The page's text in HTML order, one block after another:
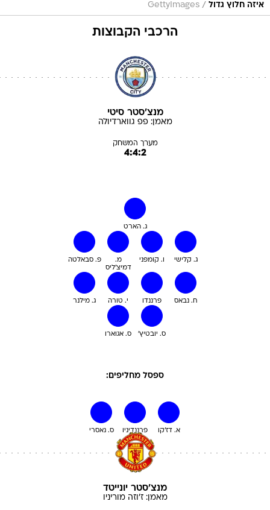
איזה חלוץ גדול /
GettyImages
הרכבי הקבוצות
מנצ'סטר סיטי
מאמן:פפ גווארדיולה
מערך המשחק
4:4:2
ג. הארט
פ. סבאלטה
מ.
דמיצ'ליס
ו. קומפני ג. קלישי
ג. מילנר י. טורה פרננדו ח. נבאס
ס. אגוארו ס. יובטיץ'
ספסל מחליפים:
ס. נאסרי פרננדיניו א. דז'קו
מנצ'סטר יונייטד
מאמן:ז'וזה מוריניו